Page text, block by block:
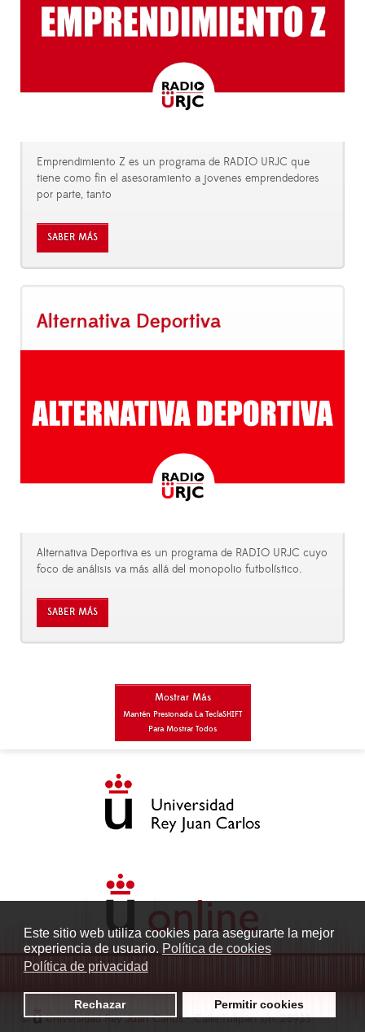
Este sitio web utiliza cookies para asegurarte la mejor
experiencia de usuario. Política de cookies
Política de privacidad
Rechazar Permitir cookies
Emprendimiento Z es un programa de RADIO URJC que
tiene como fin el asesoramiento a jovenes emprendedores
por parte, tanto
SABER MÁS
Alternativa Deportiva
Alternativa Deportiva es un programa de RADIO URJC cuyo
foco de análisis va más allá del monopolio futbolístico.
SABER MÁS
Mostrar Más
Mantén Presionada La TeclaSHIFT
Para Mostrar Todos
© Universidad Rey Juan Carlos- Calle Tulipán s/n. 28933